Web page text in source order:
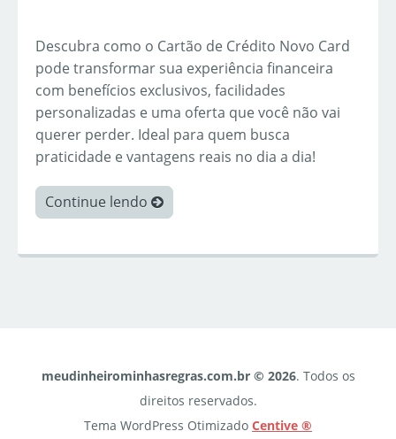
Descubra como o Cartão de Crédito Novo Card
pode transformar sua experiência financeira
com benefícios exclusivos, facilidades
personalizadas e uma oferta que você não vai
querer perder. Ideal para quem busca
praticidade e vantagens reais no dia a dia!
Continue lendo
meudinheirominhasregras.com.br © 2026. Todos os
direitos reservados.
Tema WordPress Otimizado Centive ®